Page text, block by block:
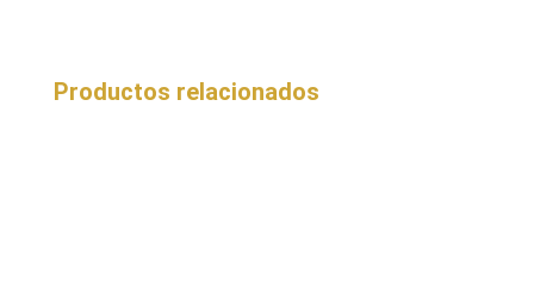
Productos relacionados